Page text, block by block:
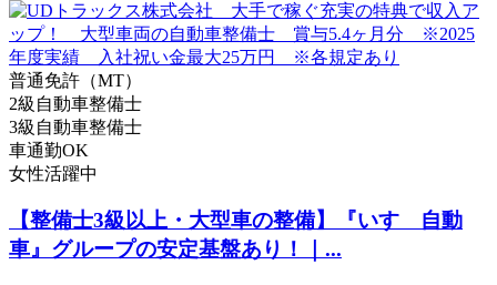
普通免許（MT）
2級自動車整備士
3級自動車整備士
車通勤OK
女性活躍中
【整備士3級以上・大型車の整備】『いすゞ自動
車』グループの安定基盤あり！｜...